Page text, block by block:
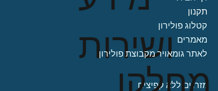
ושירות
מזרנים ללא קפיצים
תקנון
קטלוג פולירון
מאמרים
לאתר גומאויר מקבוצת פולירון